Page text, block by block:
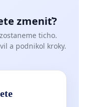
zmeniť?
ticho.
a podnikol kroky.